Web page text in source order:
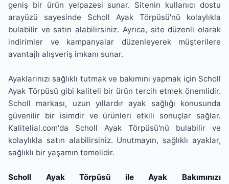
geniş bir ürün yelpazesi sunar. Sitenin kullanıcı dostu
arayüzü sayesinde Scholl Ayak Törpüsü'nü kolaylıkla
bulabilir ve satın alabilirsiniz. Ayrıca, site düzenli olarak
indirimler ve kampanyalar düzenleyerek müşterilere
avantajlı alışveriş imkanı sunar.
Ayaklarınızı sağlıklı tutmak ve bakımını yapmak için Scholl
Ayak Törpüsü gibi kaliteli bir ürün tercih etmek önemlidir.
Scholl markası, uzun yıllardır ayak sağlığı konusunda
güvenilir bir isimdir ve ürünleri etkili sonuçlar sağlar.
Kalitelial.com'da Scholl Ayak Törpüsü'nü bulabilir ve
kolaylıkla satın alabilirsiniz. Unutmayın, sağlıklı ayaklar,
sağlıklı bir yaşamın temelidir.
Scholl Ayak Törpüsü ile Ayak Bakımınızı